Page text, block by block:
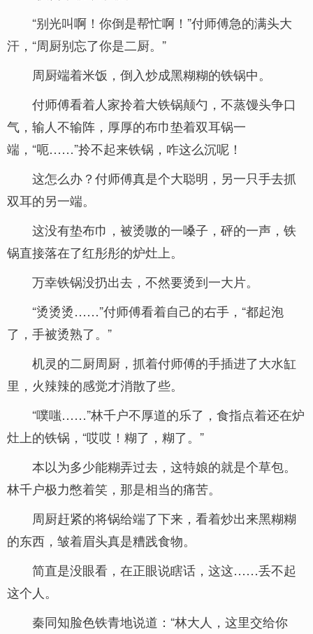
“别光叫啊！你倒是帮忙啊！”付师傅急的满头大
汗，“周厨别忘了你是二厨。”
周厨端着米饭，倒入炒成黑糊糊的铁锅中。
付师傅看着人家拎着大铁锅颠勺，不蒸馒头争口
气，输人不输阵，厚厚的布巾垫着双耳锅一
端，“呃……”拎不起来铁锅，咋这么沉呢！
这怎么办？付师傅真是个大聪明，另一只手去抓
双耳的另一端。
这没有垫布巾，被烫嗷的一嗓子，砰的一声，铁
锅直接落在了红彤彤的炉灶上。
万幸铁锅没扔出去，不然要烫到一大片。
“烫烫烫……”付师傅看着自己的右手，“都起泡
了，手被烫熟了。”
机灵的二厨周厨，抓着付师傅的手插进了大水缸
里，火辣辣的感觉才消散了些。
“噗嗤……”林千户不厚道的乐了，食指点着还在炉
灶上的铁锅，“哎哎！糊了，糊了。”
本以为多少能糊弄过去，这特娘的就是个草包。
林千户极力憋着笑，那是相当的痛苦。
周厨赶紧的将锅给端了下来，看着炒出来黑糊糊
的东西，皱着眉头真是糟践食物。
简直是没眼看，在正眼说瞎话，这这……丢不起
这个人。
秦同知脸色铁青地说道：“林大人，这里交给你